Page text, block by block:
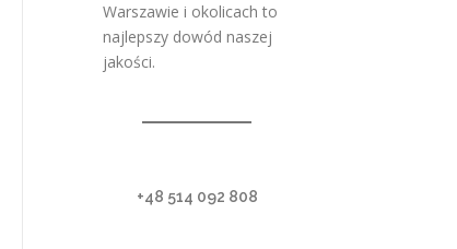
Warszawie i okolicach to
najlepszy dowód naszej
jakości.
+48 514 092 808